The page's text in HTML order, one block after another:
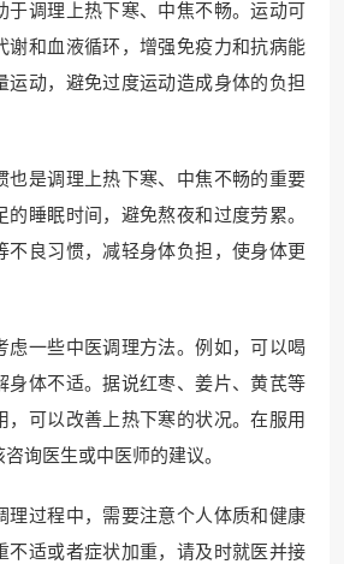
于调理上热下寒、中焦不畅。运动可
谢和血液循环，增强免疫力和抗病能
运动，避免过度运动造成身体的负担
也是调理上热下寒、中焦不畅的重要
睡眠时间，避免熬夜和过度劳累。
不良习惯，减轻身体负担，使身体更
虑一些中医调理方法。例如，可以喝
身体不适。据说红枣、姜片、黄芪等
，可以改善上热下寒的状况。在服用
询医生或中医师的建议。
理过程中，需要注意个人体质和健康
不适或者症状加重，请及时就医并接